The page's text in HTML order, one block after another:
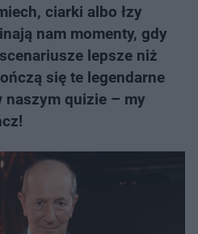
ciarki albo łzy
nam momenty, gdy
lepsze niż
się te legendarne
naszym quizie – my